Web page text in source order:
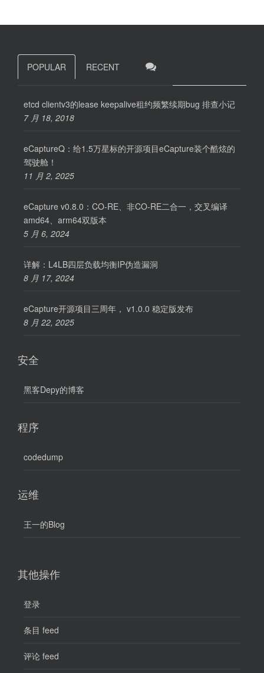
POPULAR RECENT
etcd clientv3的lease keepalive租约频繁续期bug 排查小记
7 月 18, 2018
eCaptureQ：给1.5万星标的开源项目eCapture装个酷炫的
驾驶舱！
11 月 2, 2025
eCapture v0.8.0：CO-RE、非CO-RE二合一，交叉编译
amd64、arm64双版本
5 月 6, 2024
详解：L4LB四层负载均衡IP伪造漏洞
8 月 17, 2024
eCapture开源项目三周年， v1.0.0 稳定版发布
8 月 22, 2025
安全
黑客Depy的博客
程序
codedump
运维
王一的Blog
其他操作
登录
条目 feed
评论 feed